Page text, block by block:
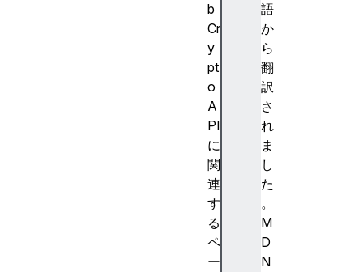
語
か
ら
翻
訳
さ
れ
ま
し
た
。
M
D
N
b
Cr
y
pt
o
A
PI
に
関
連
す
る
ペ
ー